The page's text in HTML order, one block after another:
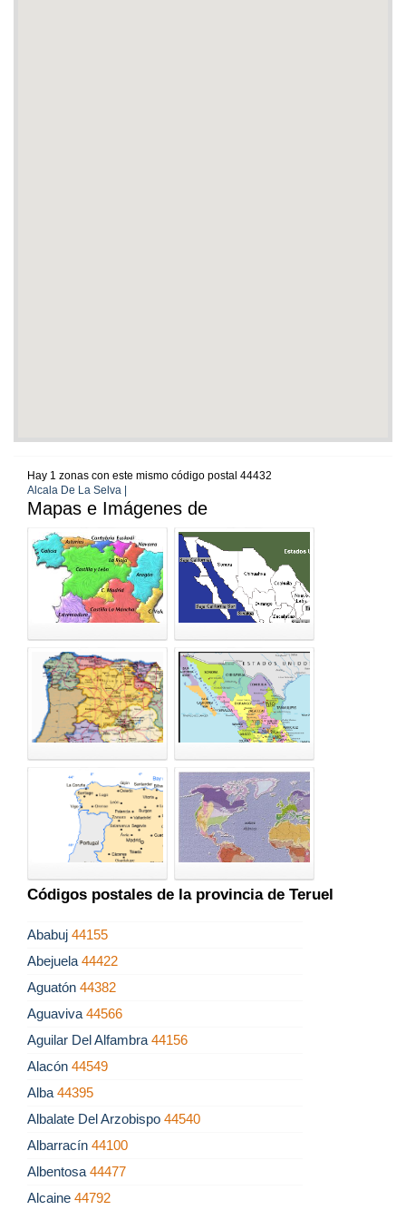
Hay 1 zonas con este mismo código postal 44432
Alcala De La Selva |
Mapas e Imágenes de
Códigos postales de la provincia de Teruel
Ababuj 44155
Abejuela 44422
Aguatón 44382
Aguaviva 44566
Aguilar Del Alfambra 44156
Alacón 44549
Alba 44395
Albalate Del Arzobispo 44540
Albarracín 44100
Albentosa 44477
Alcaine 44792